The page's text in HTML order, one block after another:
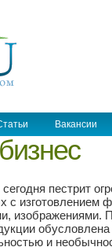
Вакансии
сегодня пестрит
с изготовлением
изображениями.
и